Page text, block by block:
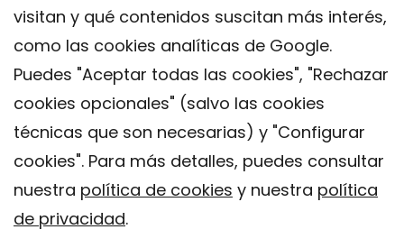
visitan y qué contenidos suscitan más interés,
como las cookies analíticas de Google.
Puedes "Aceptar todas las cookies", "Rechazar
cookies opcionales" (salvo las cookies
técnicas que son necesarias) y "Configurar
cookies". Para más detalles, puedes consultar
nuestra política de cookies y nuestra política
de privacidad.
Contacto
Política de privacidad
Política de Cookies